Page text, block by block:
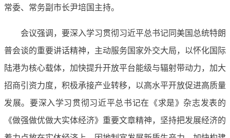
常委、常务副市长尹培国主持。
会议强调，要深入学习贯彻习近平总书记同美国总统特朗
普会谈的重要讲话精神，主动服务国家外交大局，以怀化国际
陆港为核心载体，加快提升开放平台能级与辐射带动力，加大
招商引资力度，积极承接产业转移，以高水平开放促进高质量
发展。要深入学习贯彻习近平总书记在《求是》杂志发表的
《做强做优做大实体经济》重要文章精神，坚持把发展经济的